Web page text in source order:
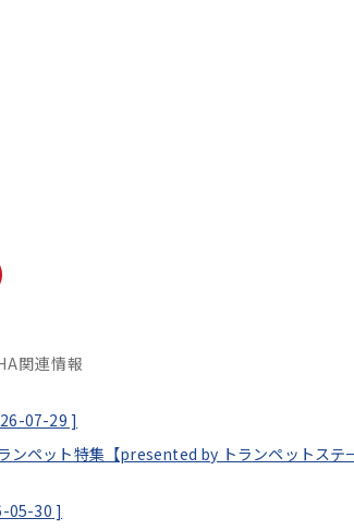
関連情報
07-29 ]
ンペット特集【presented by トランペットステ
05-30 ]